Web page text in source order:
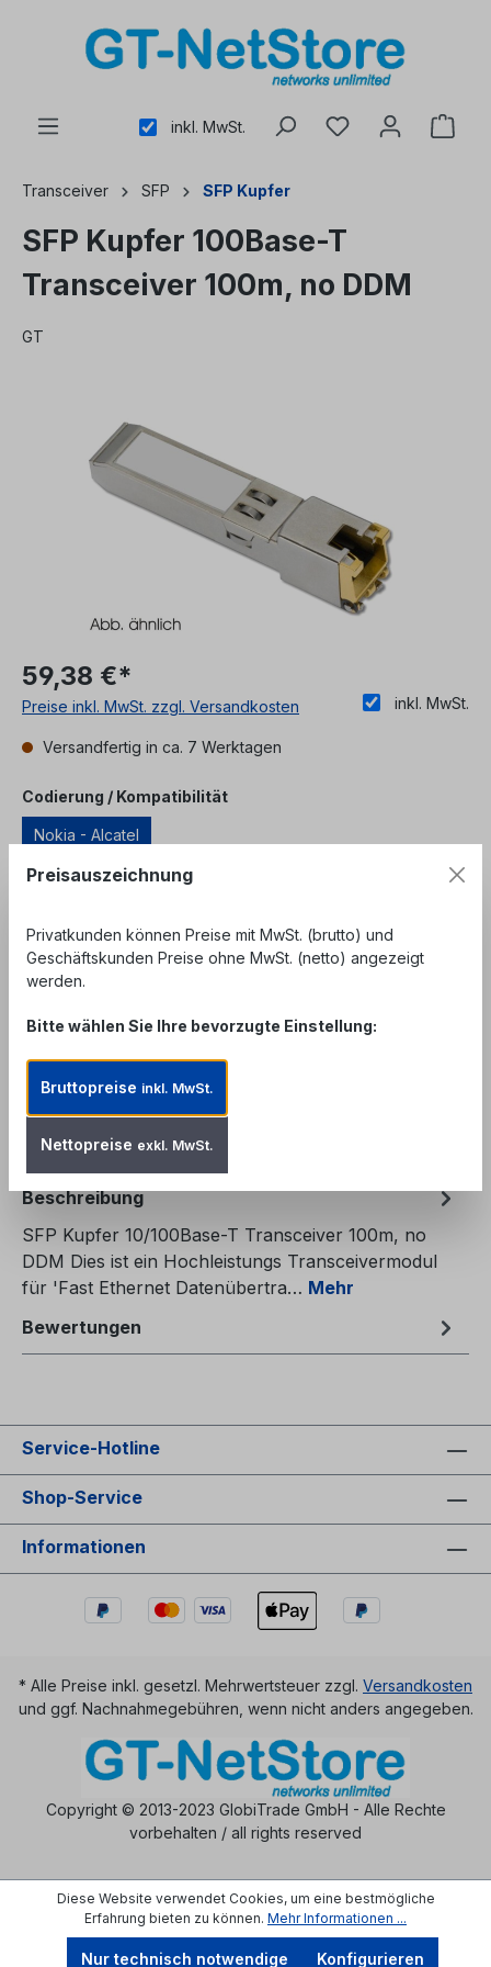
inkl. MwSt.
Transceiver SFP SFP Kupfer
SFP Kupfer 100Base-T
Transceiver 100m, no DDM
GT
59,38 €*
inkl. MwSt.
Preise inkl. MwSt. zzgl. Versandkosten
Versandfertig in ca. 7 Werktagen
Codierung / Kompatibilitätauswählen
Nokia - Alcatel
Einrichtungen. Kein Verkauf an private
Endverbraucher.
Produkt Anzahl: Gib den gewünschten
In den Warenkorb
Zum Merkzettel hinzufügen
Produktnummer: TSFPXCUFE100XX-ALX
Beschreibung
SFP Kupfer 10/100Base-T Transceiver 100m, no
DDM Dies ist ein Hochleistungs Transceivermodul
für 'Fast Ethernet Datenübertra… Mehr
Bewertungen
Service-Hotline
Shop-Service
Informationen
* Alle Preise inkl. gesetzl. Mehrwertsteuer zzgl. Versandkosten
und ggf. Nachnahmegebühren, wenn nicht anders angegeben.
Copyright © 2013-2023 GlobiTrade GmbH - Alle Rechte
vorbehalten / all rights reserved
Diese Website verwendet Cookies, um eine bestmögliche
Erfahrung bieten zu können. Mehr Informationen ...
Nur technisch notwendige Konfigurieren
Preisauszeichnung
Privatkunden können Preise mit MwSt. (brutto) und
Geschäftskunden Preise ohne MwSt. (netto) angezeigt
werden.
Bitte wählen Sie Ihre bevorzugte Einstellung:
Bruttopreise inkl. MwSt.
Nettopreise exkl. MwSt.